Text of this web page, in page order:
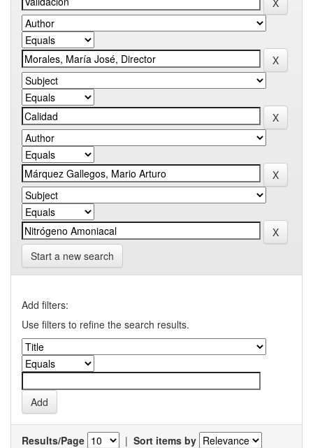
Start a new search
Add filters:
Use filters to refine the search results.
Results/Page | Sort items by